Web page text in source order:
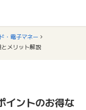
・電子マネー
メリット解説
イントのお得な